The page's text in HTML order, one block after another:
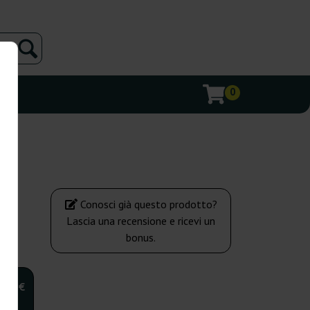
0
€
Conosci già questo prodotto?
Lascia una recensione e ricevi un
bonus.